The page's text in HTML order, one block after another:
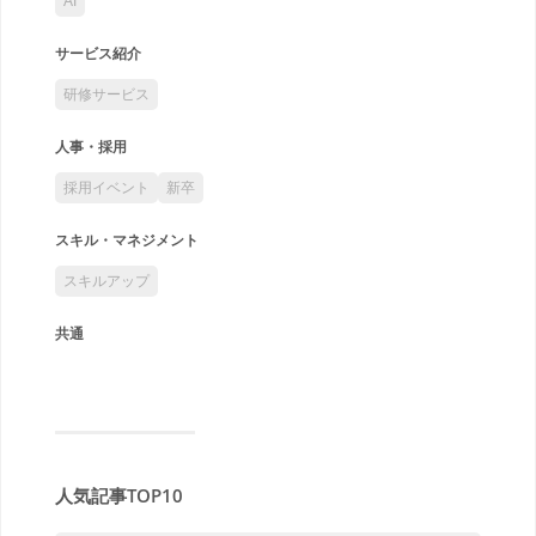
サービス紹介
研修サービス
人事・採用
採用イベント 新卒
スキル・マネジメント
スキルアップ
共通
人気記事TOP10